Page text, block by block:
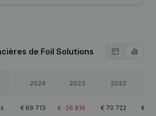
de Foil Solutions
2024 2023 2022
€ 69 713 € -26 816 € 70 722 €